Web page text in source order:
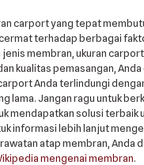
carport yang tepat
terhadap berbagai
membran, ukuran carport,
kualitas pemasangan,
Anda terlindungi
lama. Jangan ragu untuk
mendapatkan solusi terbaik
informasi lebih lanjut
atap membran, Anda
mengenai membran.